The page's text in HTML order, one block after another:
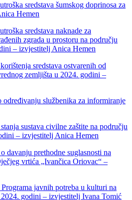
sredstava šumskog doprinosa za
Hemen
sredstava naknade za
zgrada u prostoru na području
– izvjestitelj Anica Hemen
sredstava ostvarenih od
zemljišta u 2024. godini –
određivanju službenika za informiranje
sustava civilne zaštite na području
– izvjestitelj Anica Hemen
davanju prethodne suglasnosti na
vrtića „Ivančica Oriovac“ –
javnih potreba u kulturi na
godini – izvjestitelj Ivana Tomić